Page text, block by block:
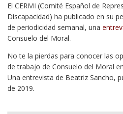
El CERMI (Comité Español de
Discapacidad) ha publicado en su
de periodicidad semanal, una
Consuelo del Moral.
No te la pierdas para conocer las
de trabajo de Consuelo del Moral
Una entrevista de Beatriz Sancho,
de 2019.